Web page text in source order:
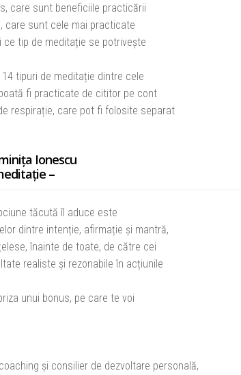
care sunt beneficiile practicării
care sunt cele mai practicate
tip de meditație se potrivește
tipuri de meditație dintre cele
fi practicate de cititor pe cont
respirație, care pot fi folosite separat
Ionescu
–
tăcută îl aduce este
dintre intenție, afirmație și mantră,
înainte de toate, de către cei
realiste și rezonabile în acțiunile
unui bonus, pe care te voi
și consilier de dezvoltare personală,